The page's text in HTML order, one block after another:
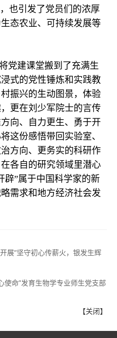
也引发了党员们的浓厚
态农业、可持续发展等
党建课堂搬到了充满生
式的党性锤炼和实践教
振兴的生动图景，体验
更在刘少军院士的言传
向、自力更生、勇于开
这份感悟带回实验室、
方向、更务实的科研作
各自的研究领域里潜心
辟”属于中国科学家的新
需求和地方经济社会发
展“坚守初心传薪火，银发生辉
使命”发育生物学专业师生党支部
【关闭】